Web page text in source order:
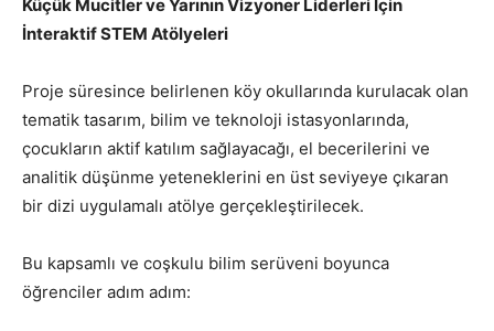
Küçük Mucitler ve Yarının Vizyoner Liderleri İçin
İnteraktif STEM Atölyeleri
Proje süresince belirlenen köy okullarında kurulacak olan
tematik tasarım, bilim ve teknoloji istasyonlarında,
çocukların aktif katılım sağlayacağı, el becerilerini ve
analitik düşünme yeteneklerini en üst seviyeye çıkaran
bir dizi uygulamalı atölye gerçekleştirilecek.
Bu kapsamlı ve coşkulu bilim serüveni boyunca
öğrenciler adım adım: